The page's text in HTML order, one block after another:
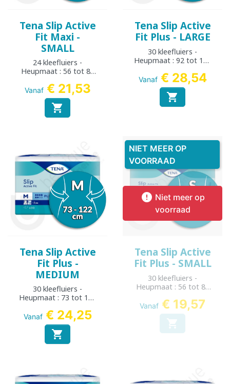
Tena Slip Active
Fit Maxi -
SMALL
24 kleefluiers -
Heupmaat : 56 tot 85
Vanaf € 21,53

Tena Slip Active
Fit Plus - LARGE
30 kleefluiers -
Heupmaat : 92 tot 144
Vanaf € 28,54

Tena Slip Active
Fit Plus -
MEDIUM
30 kleefluiers -
Heupmaat : 73 tot 122
Vanaf € 24,25

 Niet meer op
voorraad
Tena Slip Active
Fit Plus - SMALL
30 kleefluiers -
Heupmaat : 56 tot 85
Vanaf € 19,57

NIET MEER OP
VOORRAAD